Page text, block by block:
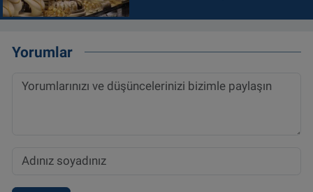
Yorumlar